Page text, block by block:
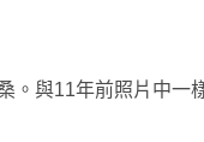
。與11年前照片中